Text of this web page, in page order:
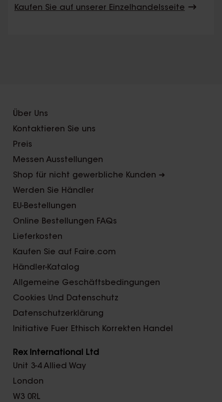
Kaufen Sie auf unserer Einzelhandelsseite
Über Uns
Kontaktieren Sie uns
Preis
Messen Ausstellungen
Shop für nicht gewerbliche Kunden ➜
Werden Sie Händler
EU-Bestellungen
Online Bestellungen FAQs
Lieferkosten
Kaufen Sie auf Faire.com
Händler-Katalog
Allgemeine Geschäftsbedingungen
Cookies Und Datenschutz
Datenschutzerklärung
Initiative Fuer Ethisch Korrekten Handel
Rex International Ltd
Unit 3-4 Allied Way
London
W3 0RL